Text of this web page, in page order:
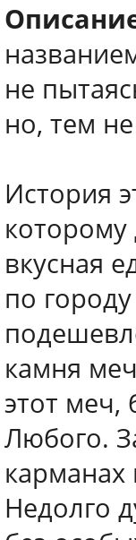
не
но, тем
История
которому
вкусная
по
камня
этот меч,
Любого.
карманах
Недолго